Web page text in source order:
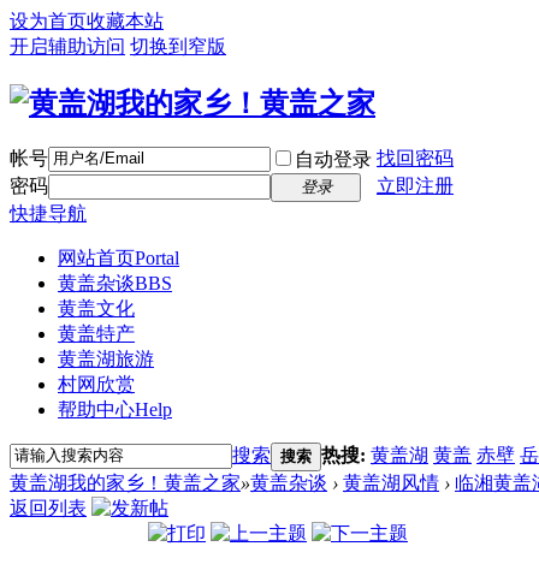
设为首页收藏本站
开启辅助访问 切换到窄版
帐号 自动登录 找回密码
密码
登录
立即注册
快捷导航
网站首页Portal
黄盖杂谈BBS
黄盖文化
黄盖特产
黄盖湖旅游
村网欣赏
帮助中心Help
搜索 搜索 热搜: 黄盖湖 黄盖 赤壁
黄盖湖我的家乡！黄盖之家»黄盖杂谈 › 黄盖湖风情 › 临湘黄盖
返回列表